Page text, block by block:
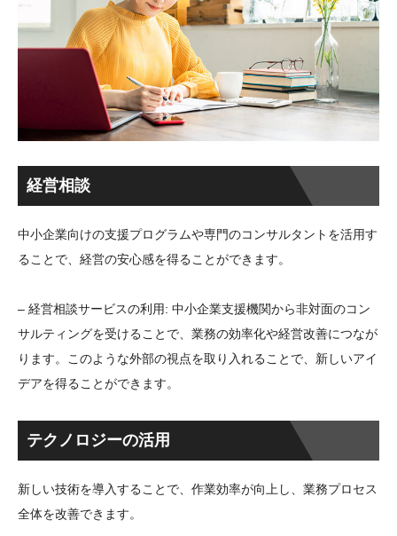
経営相談
中小企業向けの支援プログラムや専門のコンサルタントを活用す
ることで、経営の安心感を得ることができます。
– 経営相談サービスの利用: 中小企業支援機関から非対面のコン
サルティングを受けることで、業務の効率化や経営改善につなが
ります。このような外部の視点を取り入れることで、新しいアイ
デアを得ることができます。
テクノロジーの活用
新しい技術を導入することで、作業効率が向上し、業務プロセス
全体を改善できます。